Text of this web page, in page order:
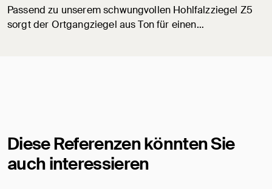
Passend zu unserem schwungvollen Hohlfalzziegel Z5
sorgt der Ortgangziegel aus Ton für einen…
Diese Referenzen könnten Sie
auch interessieren